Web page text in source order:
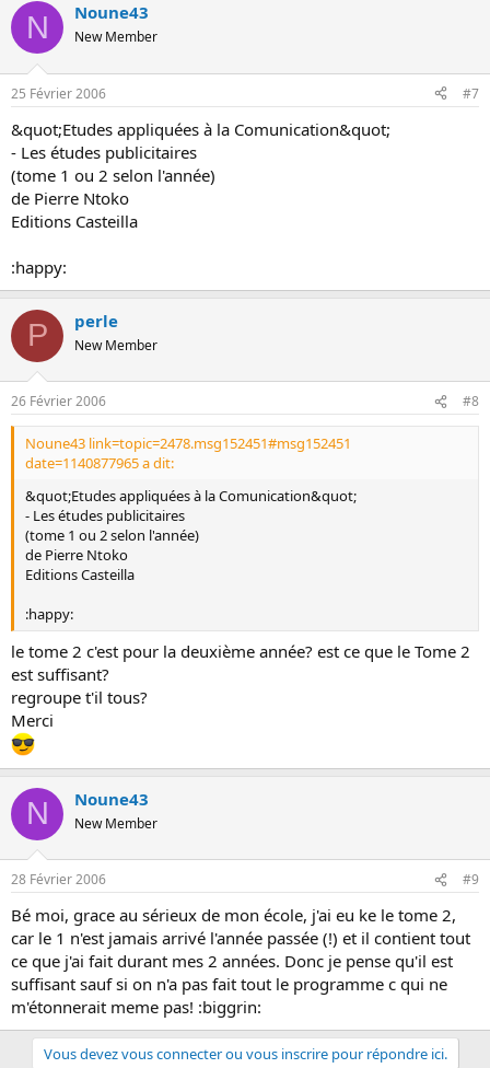
N Noune43
New Member
25 Février 2006 #7
&quot;Etudes appliquées à la Comunication&quot;
- Les études publicitaires
(tome 1 ou 2 selon l'année)
de Pierre Ntoko
Editions Casteilla
:happy:
P perle
New Member
26 Février 2006 #8
Noune43 link=topic=2478.msg152451#msg152451
date=1140877965 a dit:
&quot;Etudes appliquées à la Comunication&quot;
- Les études publicitaires
(tome 1 ou 2 selon l'année)
de Pierre Ntoko
Editions Casteilla
:happy:
le tome 2 c'est pour la deuxième année? est ce que le Tome 2
est suffisant?
regroupe t'il tous?
Merci
N Noune43
New Member
28 Février 2006 #9
Bé moi, grace au sérieux de mon école, j'ai eu ke le tome 2,
car le 1 n'est jamais arrivé l'année passée (!) et il contient tout
ce que j'ai fait durant mes 2 années. Donc je pense qu'il est
suffisant sauf si on n'a pas fait tout le programme c qui ne
m'étonnerait meme pas! :biggrin:
Vous devez vous connecter ou vous inscrire pour répondre ici.